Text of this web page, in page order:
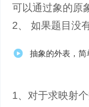
可以通过象的原
2、 如果题目没
抽象的外表，
1、对于求映射